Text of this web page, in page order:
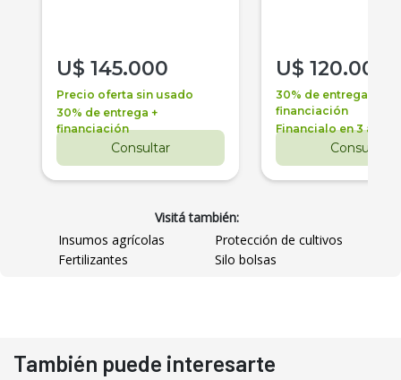
U$ 145.000
Precio oferta sin usado
30% de entrega +
financiación
Consultar
U$ 120.000
30% de entrega +
financiación
Financialo en 3 años
Consultar
Visitá también:
Insumos agrícolas
Protección de cultivos
Fertilizantes
Silo bolsas
También puede interesarte